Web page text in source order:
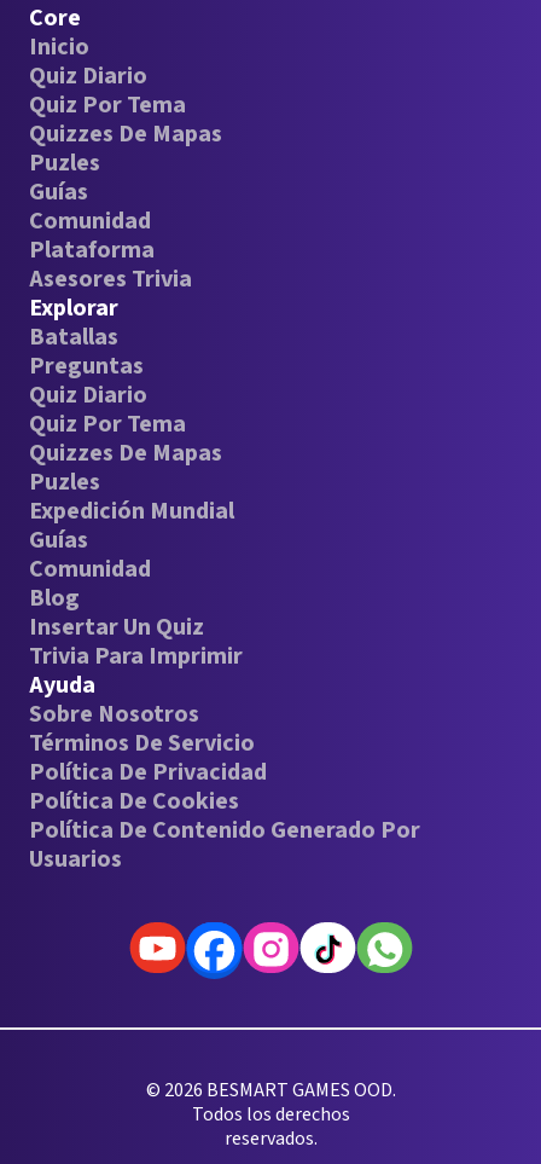
Core
Inicio
Quiz Diario
Quiz Por Tema
Quizzes De Mapas
Puzles
Guías
Comunidad
Plataforma
Asesores Trivia
Explorar
Batallas
Preguntas
Quiz Diario
Quiz Por Tema
Quizzes De Mapas
Puzles
Expedición Mundial
Guías
Comunidad
Blog
Insertar Un Quiz
Trivia Para Imprimir
Ayuda
Sobre Nosotros
Términos De Servicio
Política De Privacidad
Política De Cookies
Política De Contenido Generado Por
Usuarios
© 2026 BESMART GAMES OOD.
Todos los derechos
reservados.